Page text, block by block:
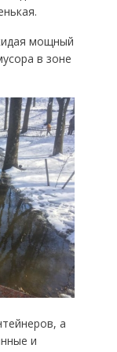
мощный
в зоне
а
и